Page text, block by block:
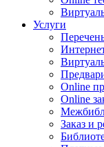
Услуги
Online
Online
Заказ и